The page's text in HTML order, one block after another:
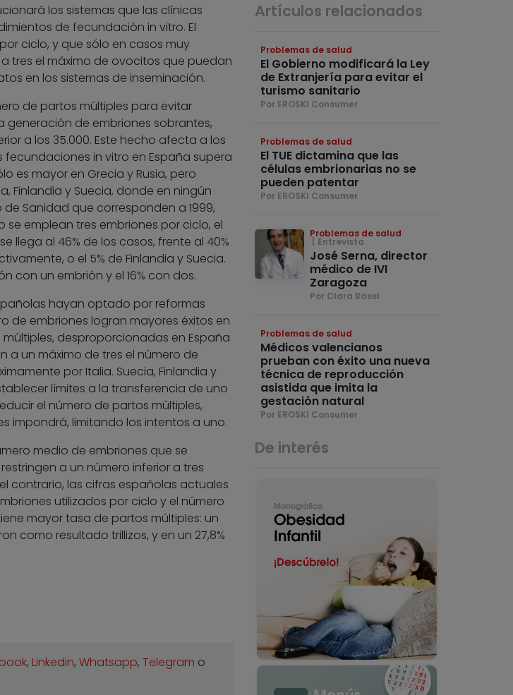
los sistemas que las clínicas
de fecundación in vitro. El
ciclo, y que sólo en casos muy
tres el máximo de ovocitos que puedan
en los sistemas de inseminación.
de partos múltiples para evitar
generación de embriones sobrantes,
a los 35.000. Este hecho afecta a los
fecundaciones in vitro en España supera
es mayor en Grecia y Rusia, pero
Finlandia y Suecia, donde en ningún
Sanidad que corresponden a 1999,
emplean tres embriones por ciclo, el
llega al 46% de los casos, frente al 40%
o el 5% de Finlandia y Suecia.
con un embrión y el 16% con dos.
hayan optado por reformas
de embriones logran mayores éxitos en
desproporcionadas en España
a un máximo de tres el número de
por Italia. Suecia, Finlandia y
límites a la transferencia de uno
el número de partos múltiples,
impondrá, limitando los intentos a uno.
medio de embriones que se
a un número inferior a tres
contrario, las cifras españolas actuales
utilizados por ciclo y el número
mayor tasa de partos múltiples: un
como resultado trillizos, y en un 27,8%
, Linkedin,Whatsapp,Telegram o
Artículos relacionados
Problemas de salud
El Gobierno modificará la Ley
de Extranjería para evitar el
turismo sanitario
Por EROSKI Consumer
Problemas de salud
El TUE dictamina que las
células embrionarias no se
pueden patentar
Por EROSKI Consumer
Problemas de salud
Entrevista
José Serna, director
médico de IVI
Zaragoza
Por Clara Bassi
Problemas de salud
Médicos valencianos
prueban con éxito una nueva
técnica de reproducción
asistida que imita la
gestación natural
Por EROSKI Consumer
De interés